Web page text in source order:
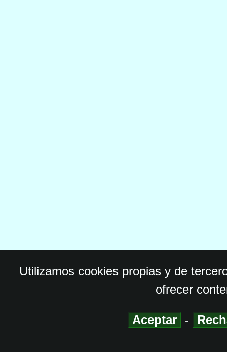
Utilizamos cookies propias y de
ofrecer
Aceptar -